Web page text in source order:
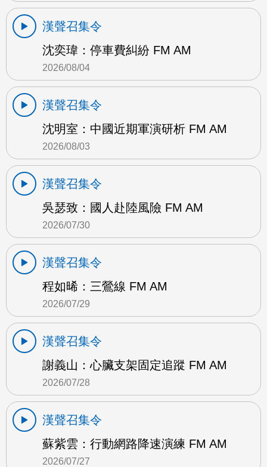
漢聲召集令
沈奕瑋：停車費糾紛 FM AM
2026/08/04
漢聲召集令
沈明室：中國近期軍演研析 FM AM
2026/08/03
漢聲召集令
吳瑟致：國人赴陸風險 FM AM
2026/07/30
漢聲召集令
程如晞：三鶯線 FM AM
2026/07/29
漢聲召集令
謝義山：心臟支架固定追蹤 FM AM
2026/07/28
漢聲召集令
蘇紫雲：行動網路降速演練 FM AM
2026/07/27